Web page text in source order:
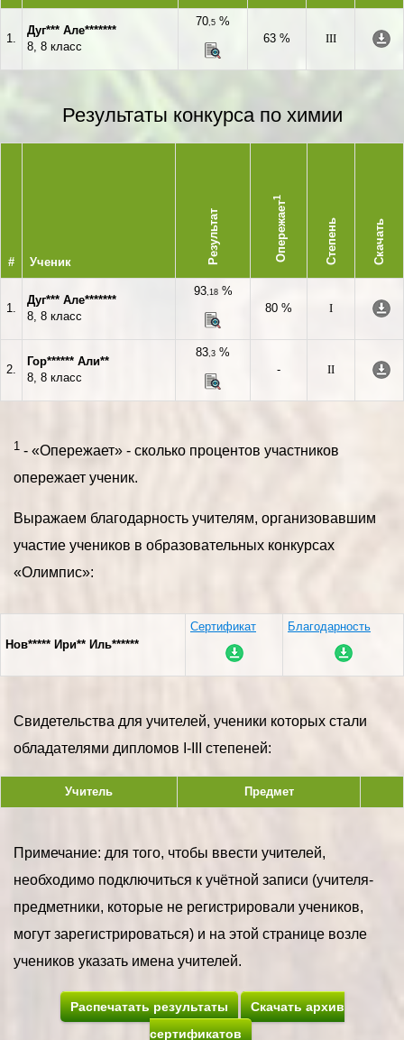
1.
Дуг*** Але*******
8, 8 класс
70,5 %
63 %
III
Результаты конкурса по химии
# Ученик Результат Опережает
1
Степень Скачать
1.
Дуг*** Але*******
8, 8 класс
93,18%
80 %
I
2.
Гор****** Али**
8, 8 класс
83,3 %
-
II
1 - «Опережает» - сколько процентов участников
опережает ученик.
Выражаем благодарность учителям, организовавшим
участие учеников в образовательных конкурсах
«Олимпис»:
Нов***** Ири** Иль******
Сертификат Благодарность
Свидетельства для учителей, ученики которых стали
обладателями дипломов I-III степеней:
Учитель Предмет
Примечание: для того, чтобы ввести учителей,
необходимо подключиться к учётной записи (учителя-
предметники, которые не регистрировали учеников,
могут зарегистрироваться) и на этой странице возле
учеников указать имена учителей.
Распечатать результаты
Скачать архив
сертификатов